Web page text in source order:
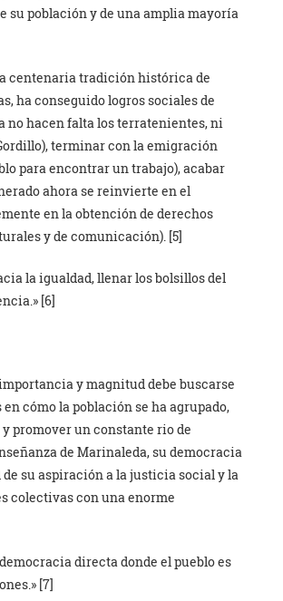
su población y de una amplia mayoría
centenaria tradición histórica de
ha conseguido logros sociales de
no hacen falta los terratenientes, ni
terminar con la emigración
para encontrar un trabajo), acabar
ahora se reinvierte en el
en la obtención de derechos
y de comunicación). [5]
la igualdad, llenar los bolsillos del
[6]
y magnitud debe buscarse
cómo la población se ha agrupado,
promover un constante rio de
de Marinaleda, su democracia
su aspiración a la justicia social y la
colectivas con una enorme
directa donde el pueblo es
[7]